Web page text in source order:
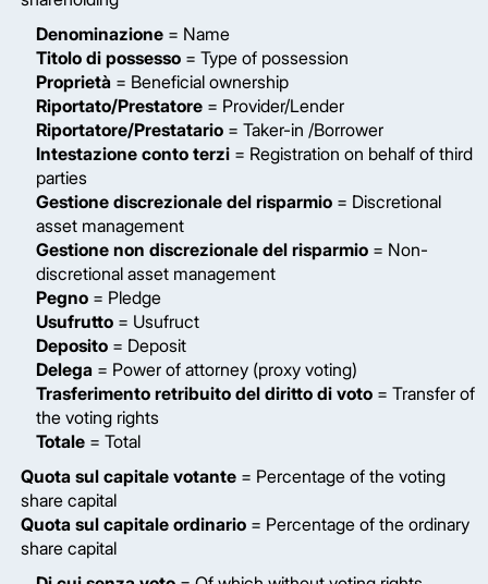
Denominazione = Name
Titolo di possesso = Type of possession
Proprietà = Beneficial ownership
Riportato/Prestatore = Provider/Lender
Riportatore/Prestatario = Taker-in /Borrower
Intestazione conto terzi = Registration on behalf of third
parties
Gestione discrezionale del risparmio = Discretional
asset management
Gestione non discrezionale del risparmio = Non-
discretional asset management
Pegno = Pledge
Usufrutto = Usufruct
Deposito = Deposit
Delega = Power of attorney (proxy voting)
Trasferimento retribuito del diritto di voto = Transfer of
the voting rights
Totale = Total
Quota sul capitale votante = Percentage of the voting
share capital
Quota sul capitale ordinario = Percentage of the ordinary
share capital